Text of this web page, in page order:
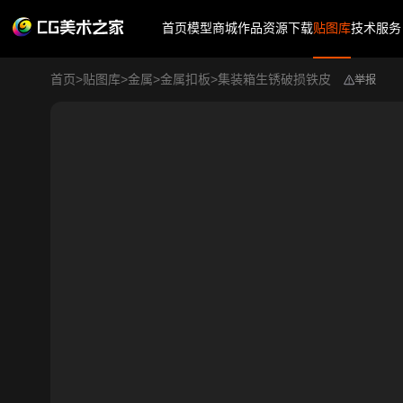
首页模型商城作品资源下载贴图库技术服务
首页>贴图库>金属>金属扣板>集装箱生锈破损铁皮 举报